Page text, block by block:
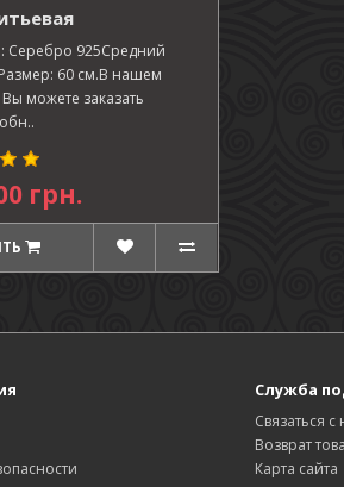
Серебро 925Средний
60 см.В нашем
можете заказать
грн.
Служба
Связаться с
Возврат
Карта сайта